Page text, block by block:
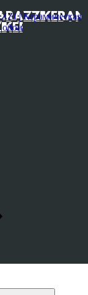
| Керамическая
обои